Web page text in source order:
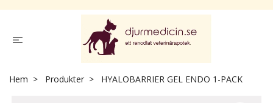
Hem Produkter HYALOBARRIER GEL ENDO 1-PACK